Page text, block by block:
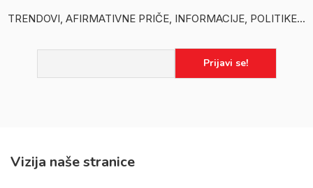
TRENDOVI, AFIRMATIVNE PRIČE, INFORMACIJE, POLITIKE...
Vizija naše stranice